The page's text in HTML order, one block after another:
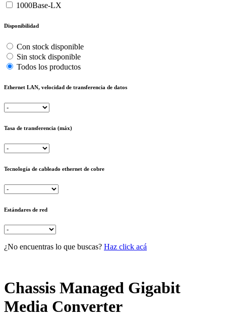
1000Base-LX
Disponibilidad
Con stock disponible
Sin stock disponible
Todos los productos
Ethernet LAN, velocidad de transferencia de datos
Tasa de transferencia (máx)
Tecnología de cableado ethernet de cobre
Estándares de red
¿No encuentras lo que buscas? Haz click acá
Chassis Managed Gigabit
Media Converter